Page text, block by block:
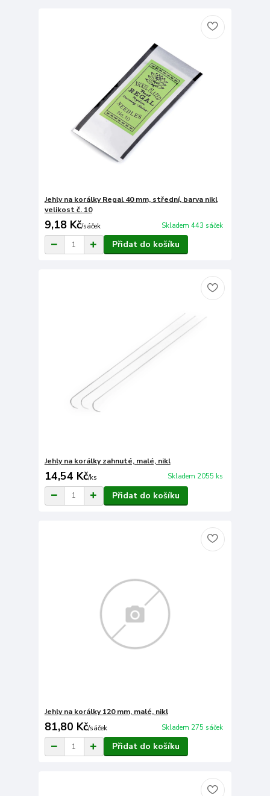
Jehly na korálky Regal 40 mm, střední, barva nikl
velikost č. 10
9,18 Kč/sáček Skladem 443 sáček
Přidat do košíku
Jehly na korálky zahnuté, malé, nikl
14,54 Kč/ks Skladem 2055 ks
Přidat do košíku
Jehly na korálky 120 mm, malé, nikl
81,80 Kč/sáček Skladem 275 sáček
Přidat do košíku